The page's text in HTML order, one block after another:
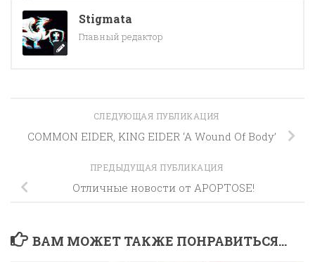
Stigmata
Главный редактор
СЛЕДУЮЩАЯ ПУБЛИКАЦИЯ
COMMON EIDER, KING EIDER ‘A Wound Of Body’
ПРЕДЫДУЩАЯ ПУБЛИКАЦИЯ
Отличные новости от APOPTOSE!
ВАМ МОЖЕТ ТАКЖЕ ПОНРАВИТЬСЯ...